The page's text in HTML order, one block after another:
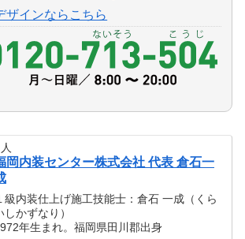
ザインならこちら
岡内装センター株式会社 代表 倉石一
級内装仕上げ施工技能士：倉石 一成（くら
しかずなり）
年生まれ。福岡県田川郡出身